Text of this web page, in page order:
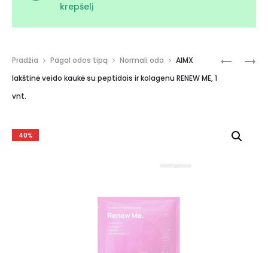
krepšelį
Pradžia Pagal odos tipą Normali oda
AIMX
lakštinė veido kaukė su peptidais ir kolagenu RENEW ME, 1
vnt.
40%